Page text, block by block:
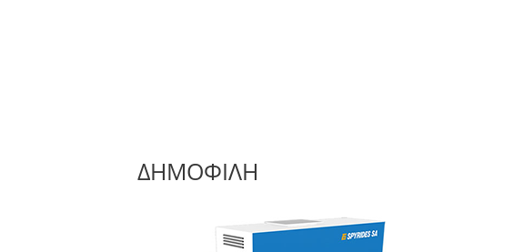
ΔΗΜΟΦΙΛΗ